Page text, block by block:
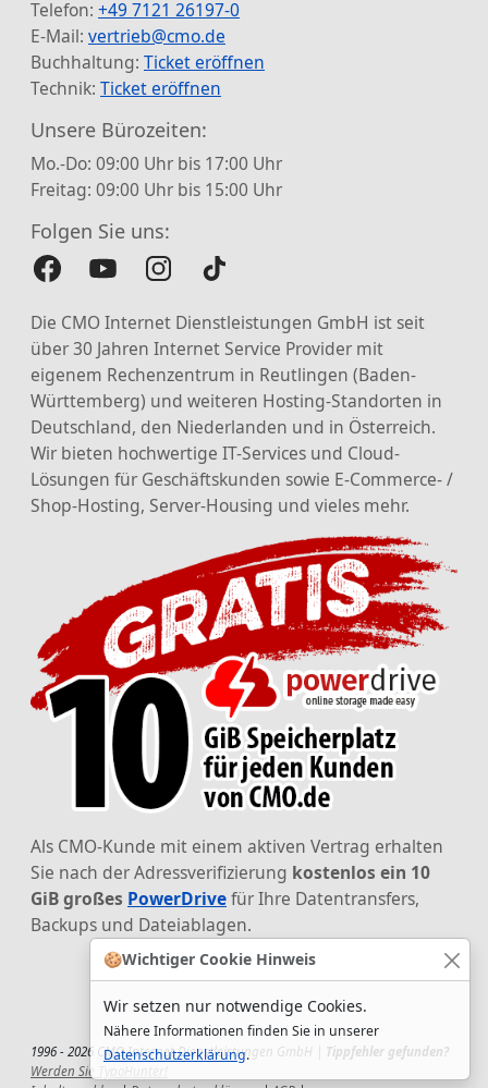
🍪Wichtiger Cookie Hinweis
Wir setzen nur notwendige Cookies.
Nähere Informationen finden Sie in unserer
Datenschutzerklärung.
Telefon: +49 7121 26197-0
E-Mail: vertrieb@cmo.de
Buchhaltung: Ticket eröffnen
Technik: Ticket eröffnen
Unsere Bürozeiten:
Mo.-Do: 09:00 Uhr bis 17:00 Uhr
Freitag: 09:00 Uhr bis 15:00 Uhr
Folgen Sie uns:
Die CMO Internet Dienstleistungen GmbH ist seit
über 30 Jahren Internet Service Provider mit
eigenem Rechenzentrum in Reutlingen (Baden-
Württemberg) und weiteren Hosting-Standorten in
Deutschland, den Niederlanden und in Österreich.
Wir bieten hochwertige IT-Services und Cloud-
Lösungen für Geschäftskunden sowie E-Commerce- /
Shop-Hosting, Server-Housing und vieles mehr.
Als CMO-Kunde mit einem aktiven Vertrag erhalten
Sie nach der Adressverifizierung kostenlos ein 10
GiB großes PowerDrivefür Ihre Datentransfers,
Backups und Dateiablagen.
1996 - 2026 CMO Internet Dienstleistungen GmbH | Tippfehler gefunden?
Werden Sie TypoHunter!